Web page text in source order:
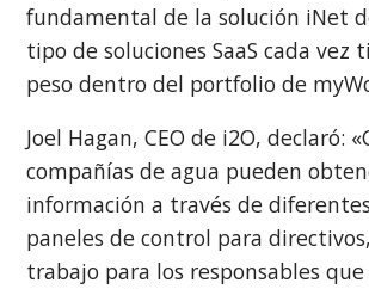
fundamental de la solución iNet
tipo de soluciones SaaS cada vez
peso dentro del portfolio de
Joel Hagan, CEO de i2O, declaró:
compañías de agua pueden
información a través de
paneles de control para
trabajo para los responsables